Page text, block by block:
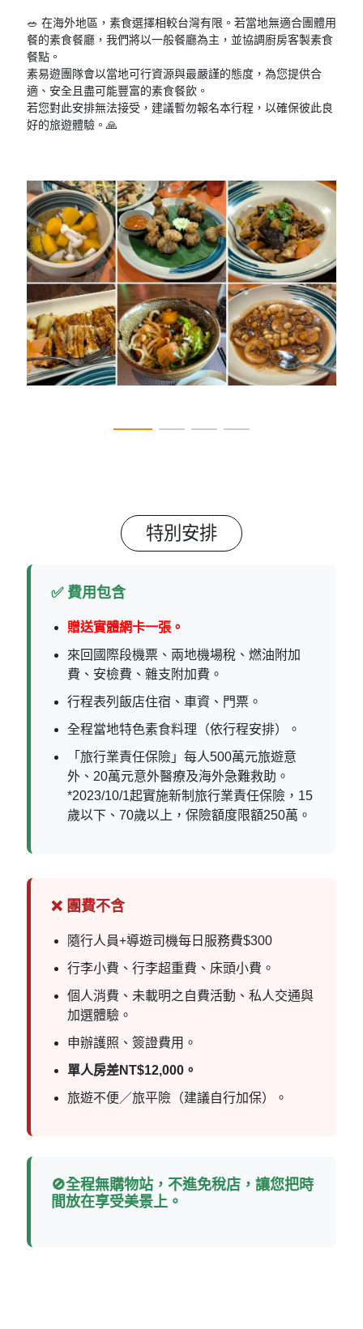
🥗 在海外地區，素食選擇相較台灣有限。若當地無適合團體用
餐的素食餐廳，我們將以一般餐廳為主，並協調廚房客製素食
餐點。
素易遊團隊會以當地可行資源與最嚴謹的態度，為您提供合
適、安全且盡可能豐富的素食餐飲。
若您對此安排無法接受，建議暫勿報名本行程，以確保彼此良
好的旅遊體驗。🙏
特別安排
✅ 費用包含
贈送實體網卡一張。
來回國際段機票、兩地機場稅、燃油附加
費、安檢費、雜支附加費。
行程表列飯店住宿、車資、門票。
全程當地特色素食料理（依行程安排）。
「旅行業責任保險」每人500萬元旅遊意
外、20萬元意外醫療及海外急難救助。
*2023/10/1起實施新制旅行業責任保險，15
歲以下、70歲以上，保險額度限額250萬。
❌ 團費不含
隨行人員+導遊司機每日服務費$300
行李小費、行李超重費、床頭小費。
個人消費、未載明之自費活動、私人交通與
加選體驗。
申辦護照、簽證費用。
單人房差NT$12,000。
旅遊不便／旅平險（建議自行加保）。
🚫全程無購物站，不進免稅店，讓您把時
間放在享受美景上。